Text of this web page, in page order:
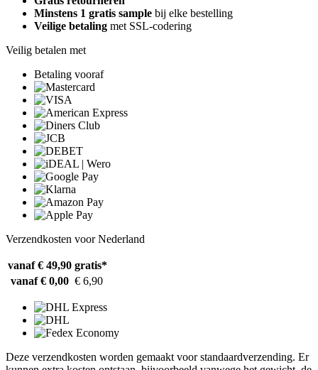
Minstens 1 gratis sample bij elke bestelling
Veilige betaling met SSL-codering
Veilig betalen met
Betaling vooraf
Verzendkosten voor Nederland
vanaf € 49,90 gratis*
vanaf € 0,00 € 6,90
Deze verzendkosten worden gemaakt voor standaardverzending. Er